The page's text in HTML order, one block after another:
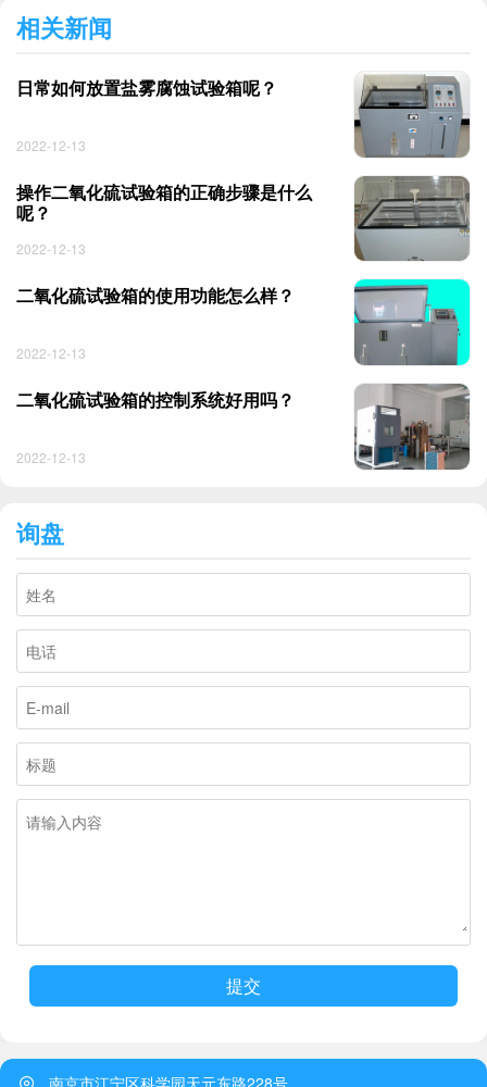
相关新闻
日常如何放置盐雾腐蚀试验箱呢？
2022-12-13
操作二氧化硫试验箱的正确步骤是什么
呢？
2022-12-13
二氧化硫试验箱的使用功能怎么样？
2022-12-13
二氧化硫试验箱的控制系统好用吗？
2022-12-13
询盘
提交